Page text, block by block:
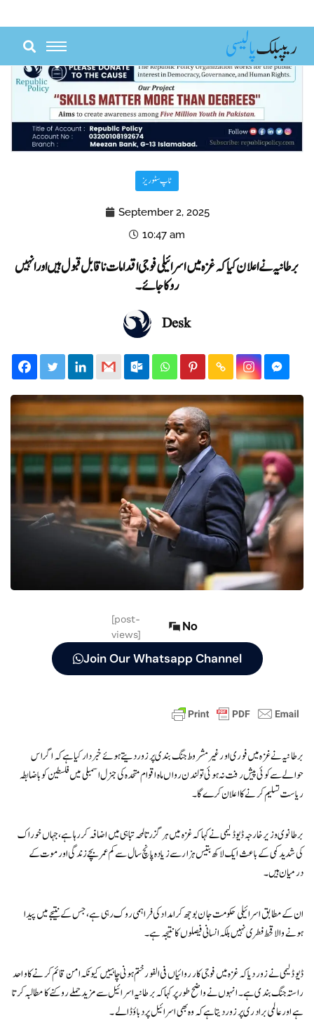
content
ٹاپ سٹوریز
September 2, 2025
10:47 am
برطانیہ نے اعلان کیا کہ غزہ میں اسرائیلی فوجی اقدامات ناقابل قبول ہیں اور انہیں
روکا جائے۔
Desk
[post-
views]
No
Join Our Whatsapp Channel
برطانیہ نے غزہ میں فوری اور غیر مشروط جنگ بندی پر زور دیتے ہوئے خبردار کیا ہے کہ اگر اس
حوالے سے کوئی پیش رفت نہ ہوئی تو لندن رواں ماہ اقوام متحدہ کی جنرل اسمبلی میں فلسطین کو باضابطہ
ریاست تسلیم کرنے کا اعلان کرے گا۔
برطانوی وزیر خارجہ ڈیوڈ لیمی نے کہا کہ غزہ میں ہر گزرتا لمحہ تباہی میں اضافہ کر رہا ہے، جہاں خوراک
کی شدید کمی کے باعث ایک لاکھ بتیس ہزار سے زیادہ پانچ سال سے کم عمر بچے زندگی اور موت کے
درمیان ہیں۔
ان کے مطابق اسرائیلی حکومت جان بوجھ کر امداد کی فراہمی روک رہی ہے، جس کے نتیجے میں پیدا
ہونے والا قحط فطری نہیں بلکہ انسانی فیصلوں کا نتیجہ ہے۔
ڈیوڈ لیمی نے زور دیا کہ غزہ میں فوجی کارروائیاں فی الفور ختم ہونی چاہییں کیونکہ امن قائم کرنے کا واحد
راستہ جنگ بندی ہے۔ انہوں نے واضح طور پر کہا کہ برطانیہ اسرائیل سے مزید حملے روکنے کا مطالبہ کرتا
ہے اور عالمی برادری پر زور دیتا ہے کہ وہ بھی اسرائیل پر دباؤ ڈالے۔